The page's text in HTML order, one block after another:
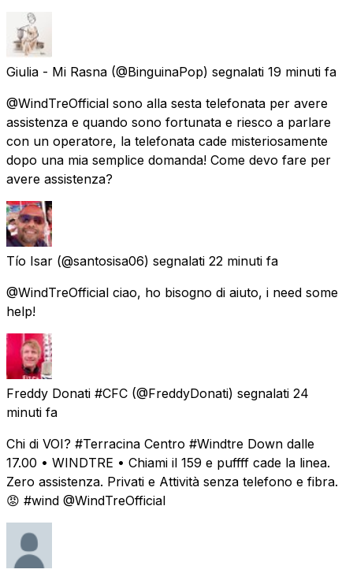
Giulia - Mi Rasna (@BinguinaPop) segnalati 19 minuti fa
@WindTreOfficial sono alla sesta telefonata per avere
assistenza e quando sono fortunata e riesco a parlare
con un operatore, la telefonata cade misteriosamente
dopo una mia semplice domanda! Come devo fare per
avere assistenza?
Tío Isar (@santosisa06) segnalati 22 minuti fa
@WindTreOfficial ciao, ho bisogno di aiuto, i need some
help!
Freddy Donati #CFC (@FreddyDonati) segnalati 24
minuti fa
Chi di VOI? #Terracina Centro #Windtre Down dalle
17.00 • WINDTRE • Chiami il 159 e puffff cade la linea.
Zero assistenza. Privati e Attività senza telefono e fibra.
😡 #wind @WindTreOfficial